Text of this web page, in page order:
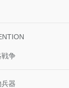
戦争
器